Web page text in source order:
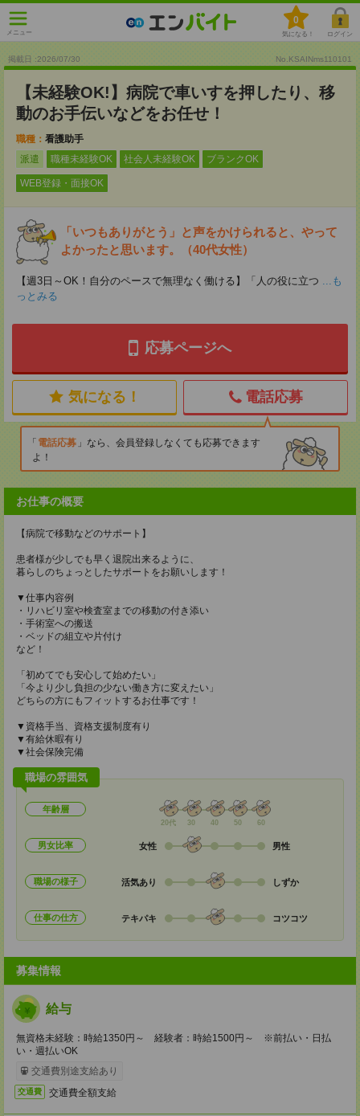
メニュー
0
気になる！ ログイン
掲載日 :2026/07/30 No.KSAINms110101
【未経験OK!】病院で車いすを押したり、移
動のお手伝いなどをお任せ！
職種： 看護助手
派遣
職種未経験OK 社会人未経験OK ブランクOK
WEB登録・面接OK
「いつもありがとう」と声をかけられると、やって
よかったと思います。（40代女性）
【週3日～OK！自分のペースで無理なく働ける】「人の役に立つ ...も
っとみる
応募ページへ
気になる！ 電話応募
電話応募
なら、会員登録しなくても応募できます
よ！
お仕事の概要
【病院で移動などのサポート】
患者様が少しでも早く退院出来るように、
暮らしのちょっとしたサポートをお願いします！
▼仕事内容例
・リハビリ室や検査室までの移動の付き添い
・手術室への搬送
・ベッドの組立や片付け
など！
「初めてでも安心して始めたい」
「今より少し負担の少ない働き方に変えたい」
どちらの方にもフィットするお仕事です！
▼資格手当、資格支援制度有り
▼有給休暇有り
▼社会保険完備
職場の雰囲気
年齢層
20代 30 40 50 60
男女比率 女性 男性
職場の様子 活気あり しずか
仕事の仕方 テキパキ コツコツ
募集情報
給与
無資格未経験：時給1350円～ 経験者：時給1500円～ ※前払い・日払
い・週払いOK
交通費別途支給あり
交通費 交通費全額支給